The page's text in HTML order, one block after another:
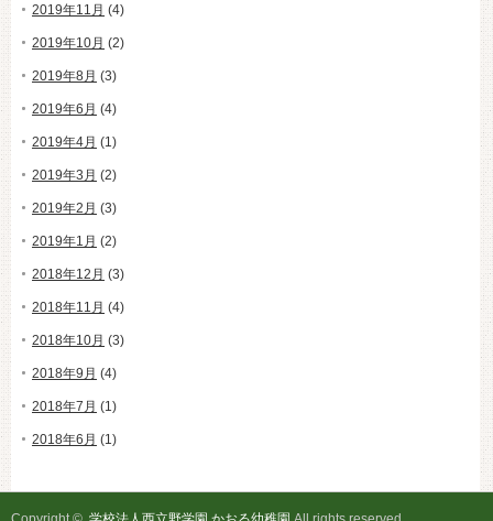
2019年11月 (4)
2019年10月 (2)
2019年8月 (3)
2019年6月 (4)
2019年4月 (1)
2019年3月 (2)
2019年2月 (3)
2019年1月 (2)
2018年12月 (3)
2018年11月 (4)
2018年10月 (3)
2018年9月 (4)
2018年7月 (1)
2018年6月 (1)